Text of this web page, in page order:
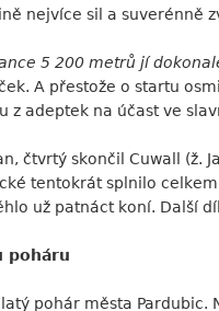
nejvíce sil a suverénně
5 200 metrů jí
A přestože o startu
z adeptek na účast ve
čtvrtý skončil Cuwall (ž.
tentokrát splnilo
už patnáct koní. Další
poháru
pohár města